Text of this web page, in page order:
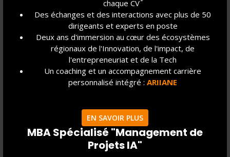
chaque CV
Des échanges et des interactions avec plus de 50
dirigeants et experts en poste
Deux ans d'immersion au cœur des écosystèmes
régionaux de l'Innovation, de l'impact, de
l'entrepreneuriat et de la Tech
Un coaching et un accompagnement carrière
personnalisé intégré : ARIIANE
EN SAVOIR PLUS
MBA Spécialisé "Management de
Projets IA"
orientation.